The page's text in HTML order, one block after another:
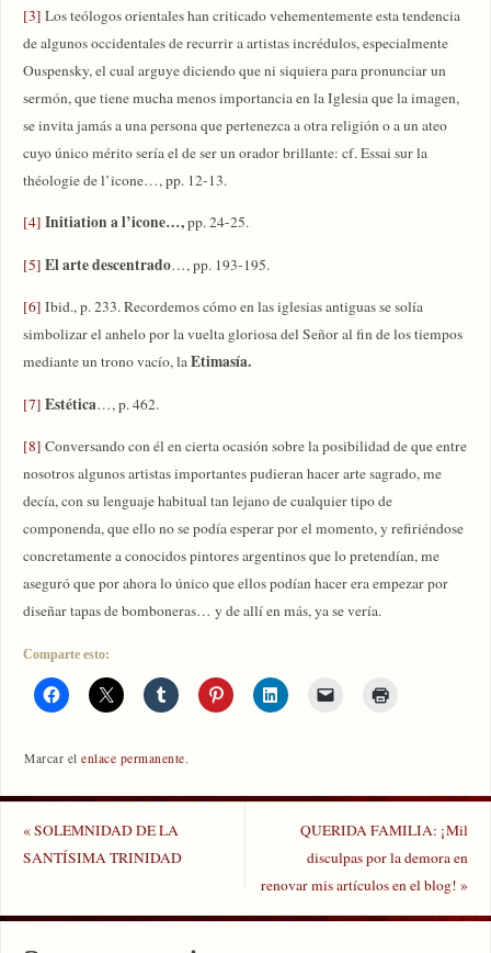
[3] Los teólogos orientales han criticado vehementemente esta tendencia
de algunos occidentales de recurrir a artistas incrédulos, especialmente
Ouspensky, el cual arguye diciendo que ni siquiera para pronunciar un
sermón, que tiene mucha menos importancia en la Iglesia que la imagen,
se invita jamás a una persona que pertenezca a otra religión o a un ateo
cuyo único mérito sería el de ser un orador brillante: cf. Essai sur la
théologie de l’icone…, pp. 12-13.
[4] Initiation a l’icone…,pp. 24-25.
[5] El arte descentrado…, pp. 193-195.
[6] Ibid., p. 233. Recordemos cómo en las iglesias antiguas se solía
simbolizar el anhelo por la vuelta gloriosa del Señor al fin de los tiempos
mediante un trono vacío, laEtimasía.
[7] Estética…, p. 462.
[8] Conversando con él en cierta ocasión sobre la posibilidad de que entre
nosotros algunos artistas importantes pudieran hacer arte sagrado, me
decía, con su lenguaje habitual tan lejano de cualquier tipo de
componenda, que ello no se podía esperar por el momento, y refiriéndose
concretamente a conocidos pintores argentinos que lo pretendían, me
aseguró que por ahora lo único que ellos podían hacer era empezar por
diseñar tapas de bomboneras… y de allí en más, ya se vería.
Comparte esto:
Marcar elenlace permanente.
«SOLEMNIDAD DE LA
SANTÍSIMA TRINIDAD
QUERIDA FAMILIA: ¡Mil
disculpas por la demora en
renovar mis artículos en el blog! »